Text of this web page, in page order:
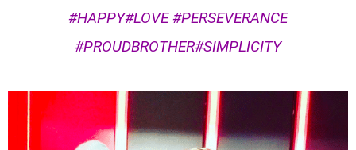
#HAPPY#LOVE #PERSEVERANCE
#PROUDBROTHER#SIMPLICITY